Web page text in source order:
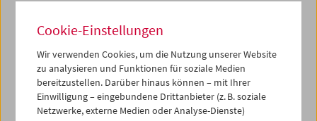
Cookie-Einstellungen
Wir verwenden Cookies, um die Nutzung unserer Website
zu analysieren und Funktionen für soziale Medien
bereitzustellen. Darüber hinaus können – mit Ihrer
Einwilligung – eingebundene Drittanbieter (z. B. soziale
Netzwerke, externe Medien oder Analyse-Dienste)